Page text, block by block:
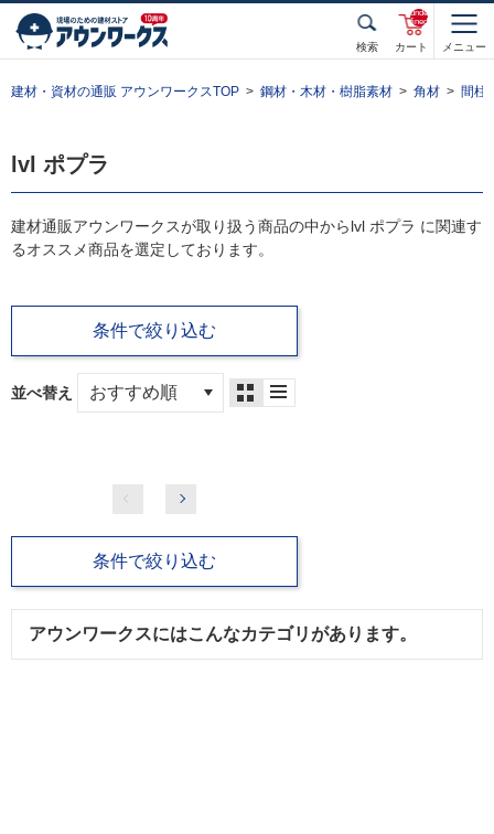
検索 カート
unde
fined
メニュー
建材・資材の通販 アウンワークスTOP 鋼材・木材・樹脂素材 角材 間柱
lvl ポプラ
建材通販アウンワークスが取り扱う商品の中からlvl ポプラ に関連す
るオススメ商品を選定しております。
条件で絞り込む
並べ替え
条件で絞り込む
アウンワークスにはこんなカテゴリがあります。